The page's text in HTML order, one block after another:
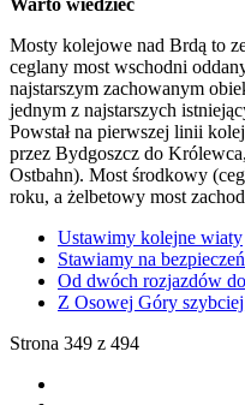
Warto wiedzieć
Mosty kolejowe nad Brdą to
ceglany most wschodni
najstarszym zachowanym
jednym z najstarszych
Powstał na pierwszej linii
przez Bydgoszcz do
Ostbahn). Most środkowy
roku, a żelbetowy most
Ustawimy kolejne wiaty
Stawiamy na
Od dwóch rozjazdów
Z Osowej Góry
Strona 349 z 494